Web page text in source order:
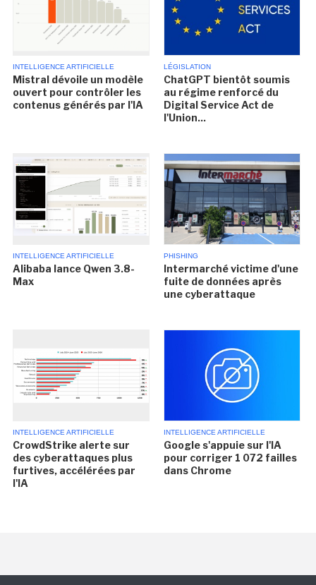
INTELLIGENCE ARTIFICIELLE
Mistral dévoile un modèle
ouvert pour contrôler les
contenus générés par l'IA
LÉGISLATION
ChatGPT bientôt soumis
au régime renforcé du
Digital Service Act de
l'Union...
INTELLIGENCE ARTIFICIELLE
Alibaba lance Qwen 3.8-
Max
PHISHING
Intermarché victime d'une
fuite de données après
une cyberattaque
INTELLIGENCE ARTIFICIELLE
CrowdStrike alerte sur
des cyberattaques plus
furtives, accélérées par
l'IA
INTELLIGENCE ARTIFICIELLE
Google s'appuie sur l'IA
pour corriger 1 072 failles
dans Chrome